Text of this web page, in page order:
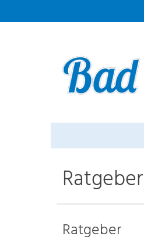
Ratgeber
Ratgeber